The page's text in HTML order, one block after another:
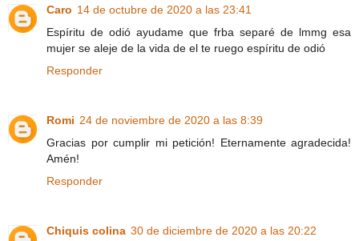
Caro 14 de octubre de 2020 a las 23:41
Espíritu de odió ayudame que frba separé de lmmg esa
mujer se aleje de la vida de el te ruego espíritu de odió
Responder
Romi 24 de noviembre de 2020 a las 8:39
Gracias por cumplir mi petición! Eternamente agradecida!
Amén!
Responder
Chiquis colina 30 de diciembre de 2020 a las 20:22